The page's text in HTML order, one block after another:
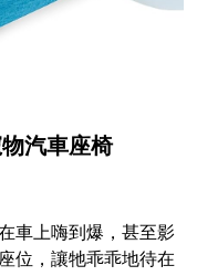
物汽車座椅
車上嗨到爆，甚至影
位，讓牠乖乖地待在